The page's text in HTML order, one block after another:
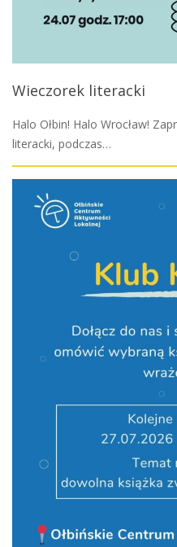
Wieczorek literacki
Halo Ołbin! Halo Wrocław!
literacki, podczas…